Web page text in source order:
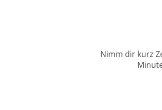
Nimm dir kurz